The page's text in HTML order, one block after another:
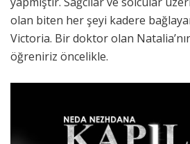
olan biten her şeyi kadere
Victoria. Bir doktor olan
öğreniriz öncelikle.